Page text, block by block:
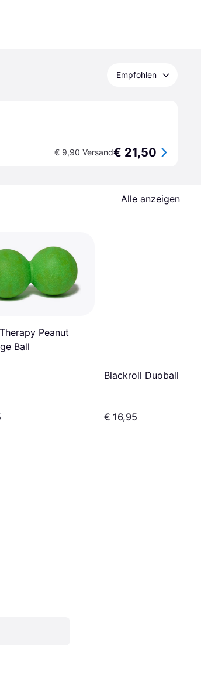
Empfohlen
€ 9,90 Versand€ 21,50
Alle anzeigen
Peanut
Ball
Blackroll Duoball
€ 16,95